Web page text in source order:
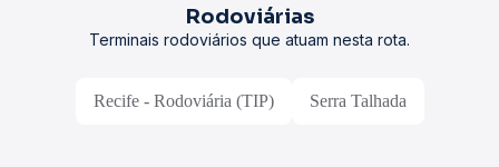
Rodoviárias
Terminais rodoviários que atuam nesta rota.
Recife - Rodoviária (TIP) Serra Talhada